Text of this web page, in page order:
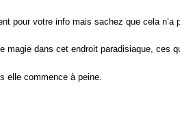
pour votre info mais sachez que cela n’a
magie dans cet endroit paradisiaque, ces
elle commence à peine.